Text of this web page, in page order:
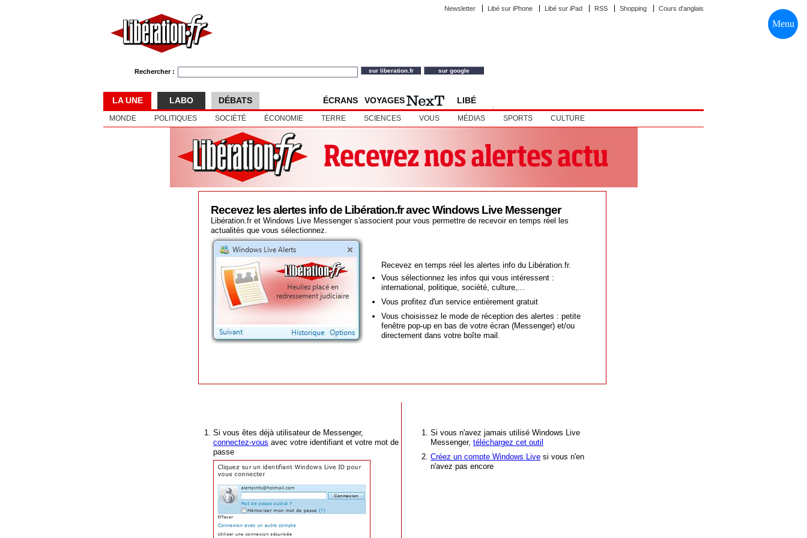
Menu
Newsletter Libé sur iPhone Libé sur iPad RSS Shopping Cours d'anglais
Rechercher :
LA UNE LABO DÉBATS ÉCRANS VOYAGES
LIBÉ
BOUTIQUENOUVEAU
MONDE POLITIQUES SOCIÉTÉ ÉCONOMIE TERRE SCIENCES VOUS MÉDIAS SPORTS CULTURE
Recevez les alertes info de Libération.fr avec Windows Live Messenger
Libération.fr et Windows Live Messenger s'associent pour vous permettre de recevoir en temps réel les
actualités que vous sélectionnez.
Recevez en temps réel les alertes info du Libération.fr.
Vous sélectionnez les infos qui vous intéressent :
international, politique, société, culture,...
Vous profitez d'un service entièrement gratuit
Vous choisissez le mode de réception des alertes : petite
fenêtre pop-up en bas de votre écran (Messenger) et/ou
directement dans votre boîte mail.
Si vous êtes déjà utilisateur de Messenger,
connectez-vous avec votre identifiant et votre mot de
passe
Si vous n'avez jamais utilisé Windows Live
Messenger, téléchargez cet outil
Créez un compte Windows Live si vous n'en
n'avez pas encore